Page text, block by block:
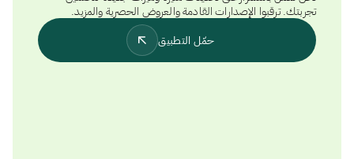
تجربتك. ترقبوا الإصدارات القادمة والعروض الحصرية والمزيد.
حمّل التطبيق